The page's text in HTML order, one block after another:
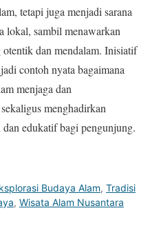
tetapi juga menjadi sarana
lokal, sambil menawarkan
dan mendalam. Inisiatif
contoh nyata bagaimana
menjaga dan
menghadirkan
edukatif bagi pengunjung.
Budaya Alam, Tradisi
, Wisata Alam Nusantara